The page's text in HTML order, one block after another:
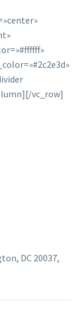
vc_row]
DC 20037,